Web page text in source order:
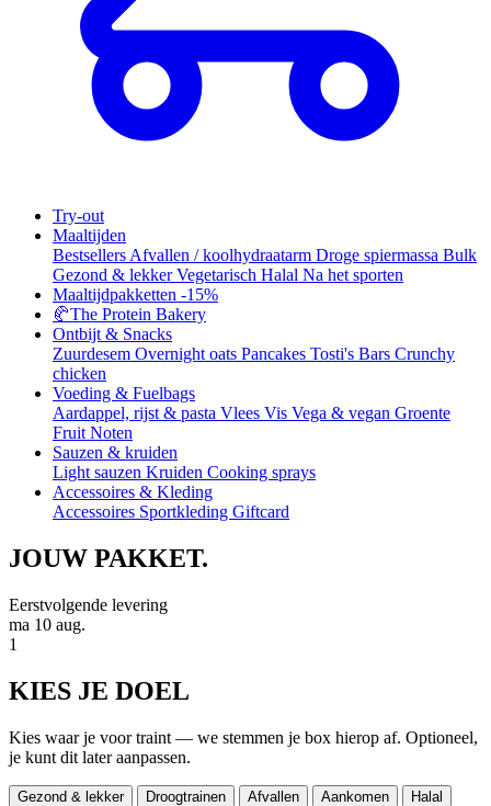
Try-out
Maaltijden
Bestsellers Afvallen / koolhydraatarm Droge spiermassa Bulk
Gezond & lekkerVegetarisch Halal Na het sporten
Maaltijdpakketten -15%
🥐The Protein Bakery
Ontbijt & Snacks
Zuurdesem Overnight oats Pancakes Tosti's Bars Crunchy
chicken
Voeding & Fuelbags
Aardappel, rijst & pasta Vlees Vis Vega & vegan Groente
Fruit Noten
Sauzen & kruiden
Light sauzen Kruiden Cooking sprays
Accessoires & Kleding
Accessoires Sportkleding Giftcard
JOUW PAKKET.
Eerstvolgende levering
ma 10 aug.
1
KIES JE DOEL
Kies waar je voor traint — we stemmen je box hierop af. Optioneel,
je kunt dit later aanpassen.
Gezond & lekker Droogtrainen Afvallen Aankomen Halal